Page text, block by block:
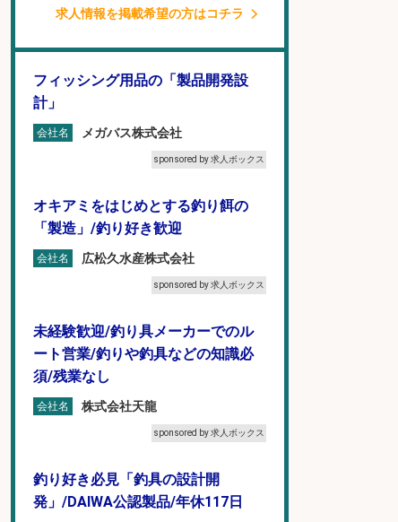
求人情報を掲載希望の方はコチラ
フィッシング用品の「製品開発設
計」
会社名 メガバス株式会社
sponsored by 求人ボックス
オキアミをはじめとする釣り餌の
「製造」/釣り好き歓迎
会社名 広松久水産株式会社
sponsored by 求人ボックス
未経験歓迎/釣り具メーカーでのル
ート営業/釣りや釣具などの知識必
須/残業なし
会社名 株式会社天龍
sponsored by 求人ボックス
釣り好き必見「釣具の設計開
発」/DAIWA公認製品/年休117日